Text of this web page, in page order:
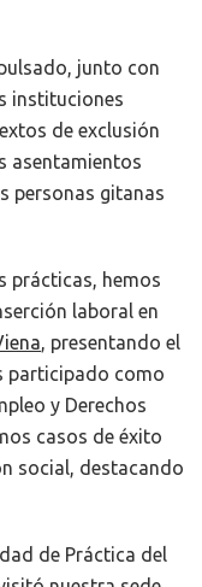
junto con
instituciones
de exclusión
asentamientos
personas gitanas
prácticas, hemos
laboral en
, presentando el
participado como
y Derechos
casos de éxito
social, destacando
de Práctica del